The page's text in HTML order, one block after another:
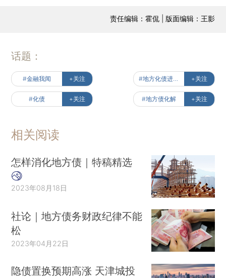
责任编辑：霍侃 | 版面编辑：王影
话题：
#金融我闻 +关注 #地方化债进行时 +关注
#化债 +关注 #地方债化解 +关注
相关阅读
怎样消化地方债｜特稿精选
2023年08月18日
社论｜地方债务财政纪律不能
松
2023年04月22日
隐债置换预期高涨 天津城投